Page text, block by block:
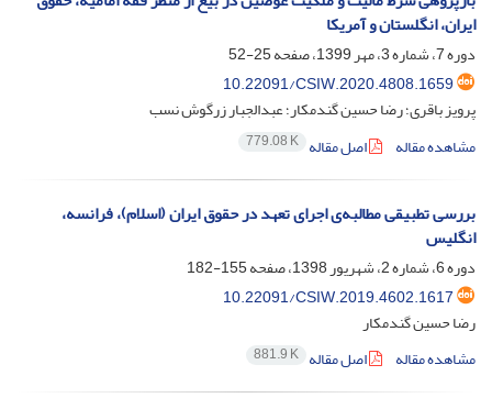
ایران، انگلستان و آمریکا
دوره 7، شماره 3، مهر 1399، صفحه
25-52
10.22091/CSIW.2020.4808.1659
پرویز باقری؛ رضا حسین گندمکار؛ عبدالجبار زرگوش نسب
مشاهده مقاله
اصل مقاله 779.08 K
بررسی تطبیقی مطالبه‌ی اجرای تعهد در حقوق ایران (اسلام)، فرانسه،
انگلیس
دوره 6، شماره 2، شهریور 1398، صفحه
155-182
10.22091/CSIW.2019.4602.1617
رضا حسین گندمکار
مشاهده مقاله
اصل مقاله 881.9 K